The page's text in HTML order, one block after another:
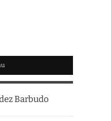
Barbudo